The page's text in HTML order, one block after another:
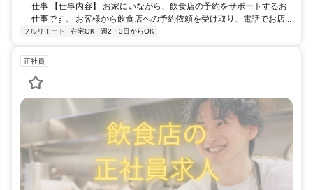
仕事 【仕事内容】 お家にいながら、飲食店の予約をサポートするお
仕事です。 お客様から飲食店への予約依頼を受け取り、電話でお店...
フルリモート 在宅OK 週2・3日からOK
正社員